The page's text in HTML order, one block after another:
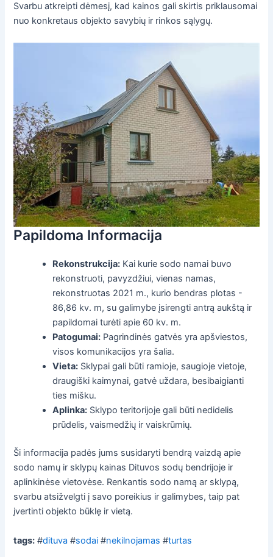
Svarbu atkreipti dėmesį, kad kainos gali skirtis priklausomai
nuo konkretaus objekto savybių ir rinkos sąlygų.
Papildoma Informacija
Rekonstrukcija: Kai kurie sodo namai buvo
rekonstruoti, pavyzdžiui, vienas namas,
rekonstruotas 2021 m., kurio bendras plotas -
86,86 kv. m, su galimybe įsirengti antrą aukštą ir
papildomai turėti apie 60 kv. m.
Patogumai: Pagrindinės gatvės yra apšviestos,
visos komunikacijos yra šalia.
Vieta: Sklypai gali būti ramioje, saugioje vietoje,
draugiški kaimynai, gatvė uždara, besibaigianti
ties mišku.
Aplinka: Sklypo teritorijoje gali būti nedidelis
prūdelis, vaismedžių ir vaiskrūmių.
Ši informacija padės jums susidaryti bendrą vaizdą apie
sodo namų ir sklypų kainas Dituvos sodų bendrijoje ir
aplinkinėse vietovėse. Renkantis sodo namą ar sklypą,
svarbu atsižvelgti į savo poreikius ir galimybes, taip pat
įvertinti objekto būklę ir vietą.
tags: #dituva #sodai #nekilnojamas #turtas